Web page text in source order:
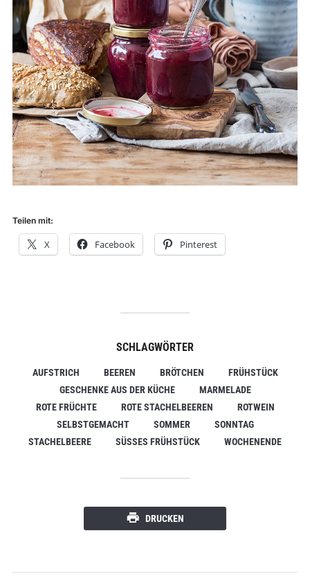
Teilen mit:
X Facebook Pinterest
SCHLAGWÖRTER
AUFSTRICH BEEREN BRÖTCHEN
FRÜHSTÜCK
GESCHENKE AUS DER KÜCHE
MARMELADE
ROTE FRÜCHTE
ROTE STACHELBEEREN
ROTWEIN
SELBSTGEMACHT
SOMMER
SONNTAG
STACHELBEERE
SÜSSES FRÜHSTÜCK WOCHENENDE
DRUCKEN